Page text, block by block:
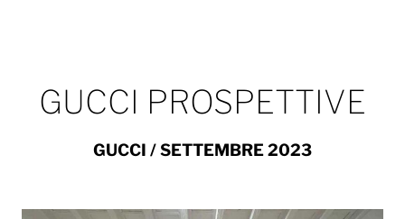
GUCCI PROSPETTIVE
GUCCI / SETTEMBRE 2023